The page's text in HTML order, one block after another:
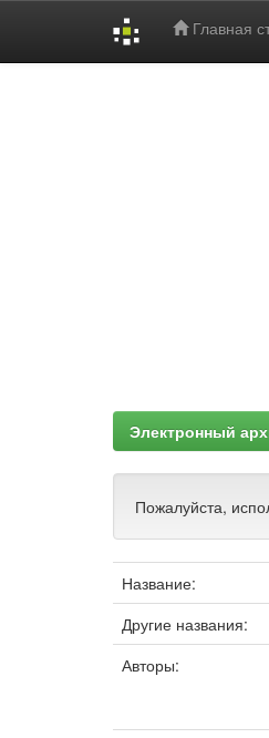
Главная
Электронный
Пожалуйста,
Название:
Другие названия:
Авторы: